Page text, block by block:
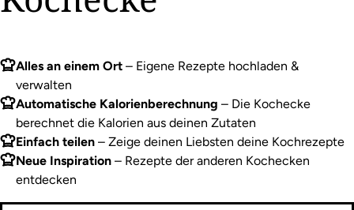
Alles an einem Ort – Eigene Rezepte hochladen &
verwalten
Automatische Kalorienberechnung – Die Kochecke
berechnet die Kalorien aus deinen Zutaten
Einfach teilen – Zeige deinen Liebsten deine Kochrezepte
Neue Inspiration – Rezepte der anderen Kochecken
entdecken